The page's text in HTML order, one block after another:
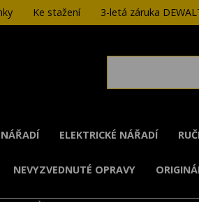
Ke stažení 3-letá záruka
ELEKTRICKÉ NÁŘADÍ
NEVYZVEDNUTÉ OPRAVY